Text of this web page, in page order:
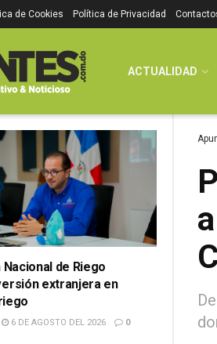
de Riego
extranjera en
6 DE AGOSTO DEL 2026 0
de Cookies Política de Privacidad
ACTUALIDAD